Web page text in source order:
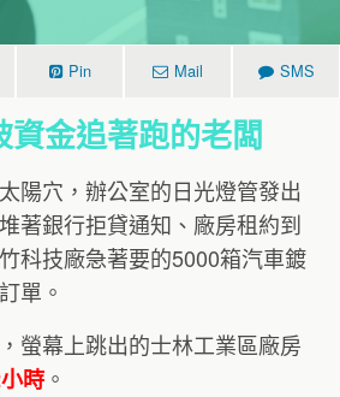
Pin Mail SMS
資金追著跑的老闆
陽穴，辦公室的日光燈管發出
著銀行拒貸通知、廠房租約到
科技廠急著要的5000箱汽車鍍
單。
螢幕上跳出的士林工業區廠房
時 。